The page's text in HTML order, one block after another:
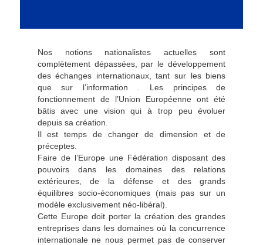
Nos notions nationalistes actuelles sont
complètement dépassées, par le développement
des échanges internationaux, tant sur les biens
que sur l’information . Les principes de
fonctionnement de l’Union Européenne ont été
bâtis avec une vision qui à trop peu évoluer
depuis sa création.
Il est temps de changer de dimension et de
préceptes.
Faire de l’Europe une Fédération disposant des
pouvoirs dans les domaines des relations
extérieures, de la défense et des grands
équilibres socio-économiques (mais pas sur un
modèle exclusivement néo-libéral).
Cette Europe doit porter la création des grandes
entreprises dans les domaines où la concurrence
internationale ne nous permet pas de conserver